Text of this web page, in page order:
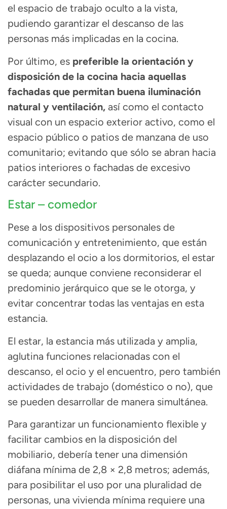
el espacio de trabajo oculto a la vista,
pudiendo garantizar el descanso de las
personas más implicadas en la cocina.
Por último, es preferible la orientación y
disposición de la cocina hacia aquellas
fachadas que permitan buena iluminación
natural y ventilación, así como el contacto
visual con un espacio exterior activo, como el
espacio público o patios de manzana de uso
comunitario; evitando que sólo se abran hacia
patios interiores o fachadas de excesivo
carácter secundario.
Estar – comedor
Pese a los dispositivos personales de
comunicación y entretenimiento, que están
desplazando el ocio a los dormitorios, el estar
se queda; aunque conviene reconsiderar el
predominio jerárquico que se le otorga, y
evitar concentrar todas las ventajas en esta
estancia.
El estar, la estancia más utilizada y amplia,
aglutina funciones relacionadas con el
descanso, el ocio y el encuentro, pero también
actividades de trabajo (doméstico o no), que
se pueden desarrollar de manera simultánea.
Para garantizar un funcionamiento flexible y
facilitar cambios en la disposición del
mobiliario, debería tener una dimensión
diáfana mínima de 2,8 × 2,8 metros; además,
para posibilitar el uso por una pluralidad de
personas, una vivienda mínima requiere una